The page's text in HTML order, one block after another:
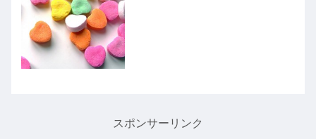
スポンサーリンク